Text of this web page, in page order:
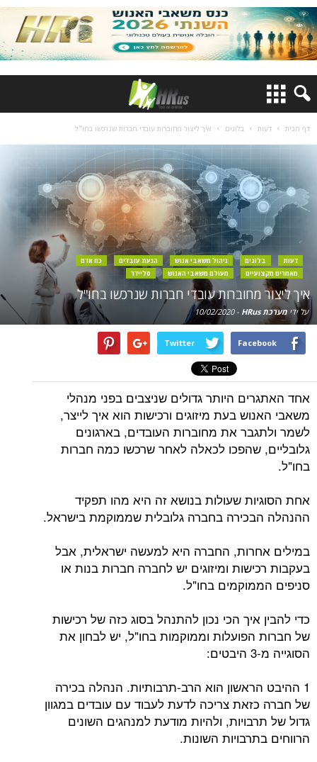
דף הבית דעות בלוגים איך ליצור מחוברות עובדי חברות שנרכשו בחו"ל
דעות בלוגים ניהול משאבי אנוש הנעת עובדים
כח אדם
מאמרים מקצועיים
מעולם משאבי האנוש סליידר
איך ליצור מחוברות עובדי חברות שנרכשו בחו"ל
על ידי מערכת HRus -
10/02/2020
Facebook
Twitter
אחד האתגרים היותר גדולים שניצבים בפני מנהלי
משאבי האנוש בעת מיזוגים ורכישות הוא איך לייצר,
לשמר ולתגבר את מחוברות העובדים, בארגונים
גלובליים, שהפכו לכאלה לאחר שרכשו כמה חברות
בחו"ל.
אחת הסוגיות שעולות בנושא זה היא מהו תפקיד
ההנהלה הבכירה בחברה גלובלית שממוקמת בישראל.
במילים אחרות, החברה היא למעשה ישראלית, אבל
בעקבות רכישות ומיזוגים יש לחברה חברות בנות או
סניפים הממוקמים בחו"ל.
כדי להבין איך הכי נכון להתנהל בסוג כזה של רכישות
של חברות הפועלות וממוקמות בחו"ל, יש לבחון את
הסוגייה מ-3 היבטים:
1 ההיבט הראשון הוא הרב-תרבותיות. הנהלה בכירה
של חברה כזאת צריכה לדעת לעבוד עם עובדים במגוון
גדול של תרבויות, ולהיות מודעת למנהגים השונים
הרווחים בתרבויות השונות.